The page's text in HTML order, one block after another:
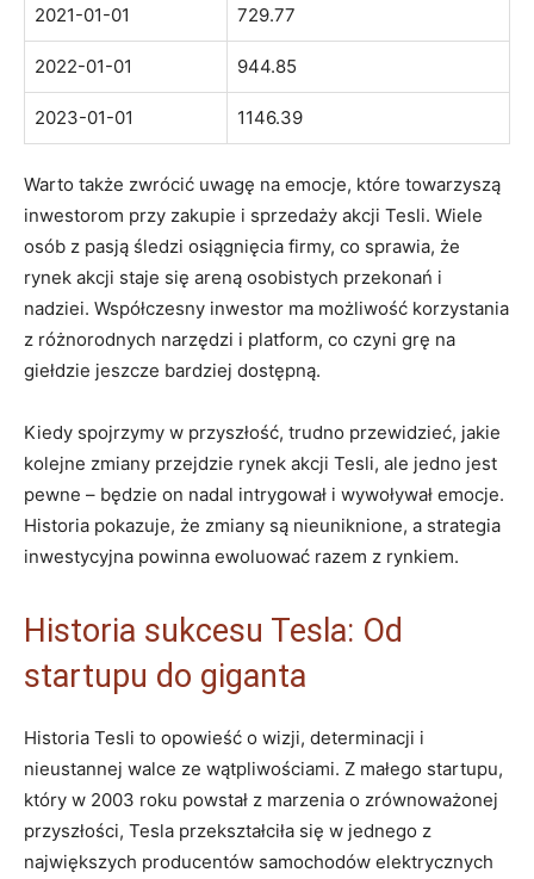
2021-01-01 729.77
2022-01-01 944.85
2023-01-01 1146.39
Warto także ⁤zwrócić uwagę na emocje, które towarzyszą
inwestorom ⁢przy ‍zakupie i sprzedaży akcji Tesli. Wiele ​
osób z pasją ​śledzi⁤ osiągnięcia firmy, co sprawia, że
rynek ​akcji staje ⁤się areną osobistych przekonań i
nadziei. Współczesny ⁤inwestor ma​ możliwość korzystania
z różnorodnych narzędzi i platform, co czyni⁤ grę ‌na
giełdzie jeszcze bardziej ‍dostępną.
Kiedy ‌spojrzymy w przyszłość,​ trudno przewidzieć, jakie
kolejne zmiany przejdzie rynek akcji Tesli, ale jedno jest
pewne – będzie‌ on nadal intrygował ‌i wywoływał⁢ emocje.
Historia pokazuje, że zmiany⁤ są nieuniknione, a strategia
inwestycyjna powinna ewoluować razem z rynkiem.
Historia sukcesu Tesla: Od
startupu do giganta
Historia Tesli to opowieść o⁤ wizji, determinacji i⁤
nieustannej ‍walce ze ⁢wątpliwościami. Z małego startupu,
który w ⁤2003 roku ⁤powstał⁣ z marzenia o​ zrównoważonej
⁣przyszłości, Tesla​ przekształciła się w jednego z
największych producentów samochodów elektrycznych